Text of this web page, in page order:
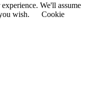
We'll assume
wish.
Cookie